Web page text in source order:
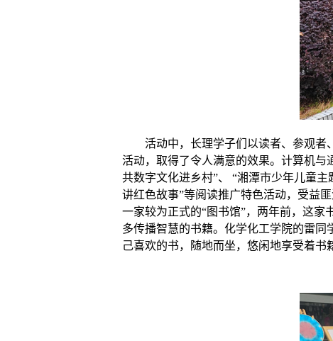
活动中， 长理学子们以读者、参观者
活动，取得了令人满意的效果。计算机与
共数字文化进乡村”、 “湘潭市少年儿童
讲红色故事”等阅读推广特色活动，受益
一家较为正式的“图书馆”，两年前，这
多传播智慧的书籍。 化学化工学院的雷 同
己喜欢的书，随地而坐，悠闲地享受着书